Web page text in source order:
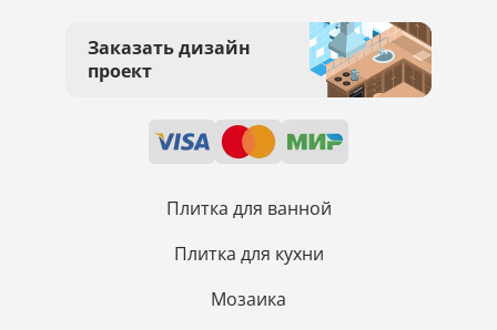
Плитка для ванной
Плитка для кухни
Мозаика
Заказать дизайн
проект